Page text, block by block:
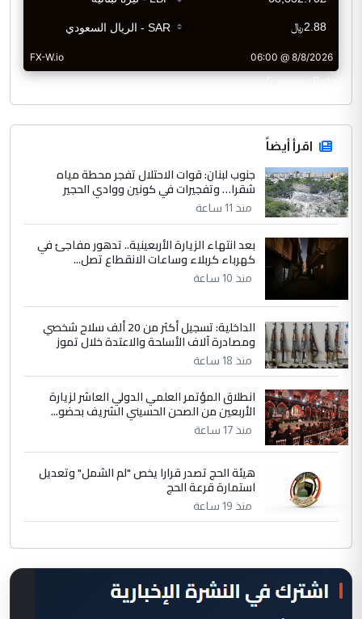
CurrencyRate
اقرأ أيضاً
جنوب لبنان: قوات الاحتلال تفجر محطة مياه
شقرا… وتفجيرات في كونين ووادي الحجير
منذ 11 ساعة
بعد انتهاء الزيارة الأربعينية.. تدهور مفاجئ في
كهرباء كربلاء وساعات الانقطاع تصل...
منذ 10 ساعة
الداخلية: تسجيل أكثر من 20 ألف سلاح شخصي
ومصادرة آلاف الأسلحة والاعتدة خلال تموز
منذ 18 ساعة
انطلاق المؤتمر العلمي الدولي العاشر لزيارة
الأربعين من الصحن الحسيني الشريف بحضو...
منذ 17 ساعة
هيئة الحج تصدر قرارا يخص "لم الشمل" وتعديل
استمارة قرعة الحج
منذ 19 ساعة